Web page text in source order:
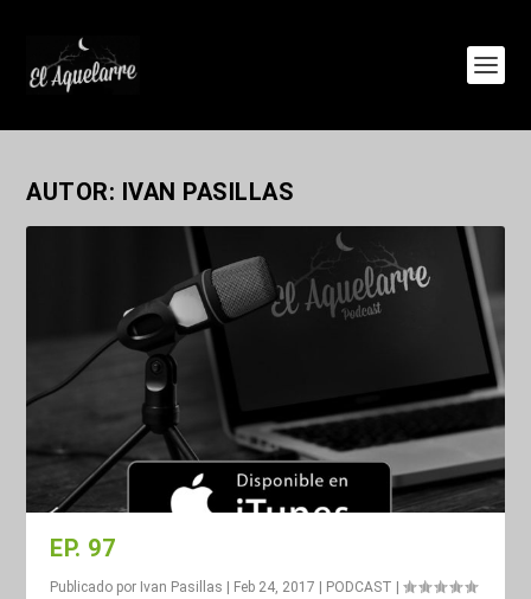
AUTOR: IVAN PASILLAS
EP. 97
Publicado por Ivan Pasillas | Feb 24, 2017 | PODCAST |